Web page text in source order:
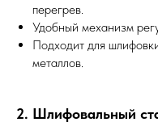
перегрев.
Удобный механизм
Подходит для
металлов.
2. Шлифовальный